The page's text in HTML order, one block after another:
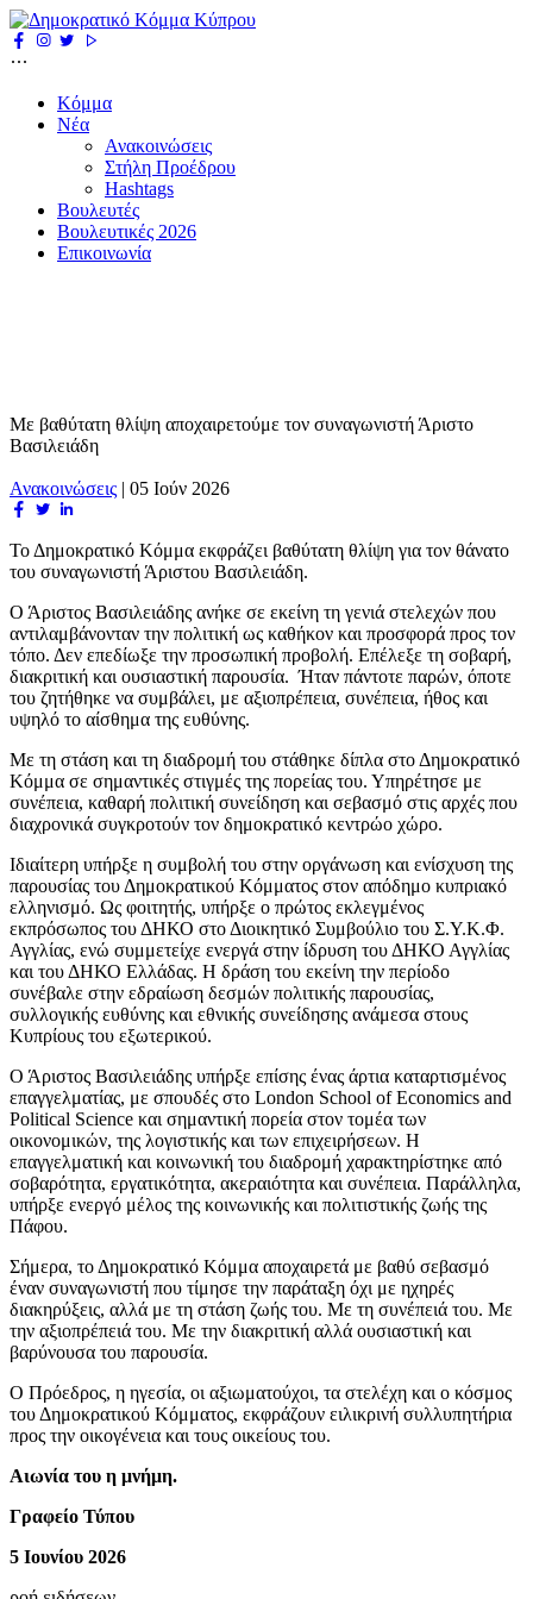
Κόμμα
Νέα
Ανακοινώσεις
Στήλη Προέδρου
Hashtags
Βουλευτές
Βουλευτικές 2026
Επικοινωνία
Με βαθύτατη θλίψη αποχαιρετούμε τον συναγωνιστή Άριστο
Βασιλειάδη
Ανακοινώσεις | 05 Ιούν 2026
Το Δημοκρατικό Κόμμα εκφράζει βαθύτατη θλίψη για τον θάνατο
του συναγωνιστή Άριστου Βασιλειάδη.
Ο Άριστος Βασιλειάδης ανήκε σε εκείνη τη γενιά στελεχών που
αντιλαμβάνονταν την πολιτική ως καθήκον και προσφορά προς τον
τόπο. Δεν επεδίωξε την προσωπική προβολή. Επέλεξε τη σοβαρή,
διακριτική και ουσιαστική παρουσία. Ήταν πάντοτε παρών, όποτε
του ζητήθηκε να συμβάλει, με αξιοπρέπεια, συνέπεια, ήθος και
υψηλό το αίσθημα της ευθύνης.
Με τη στάση και τη διαδρομή του στάθηκε δίπλα στο Δημοκρατικό
Κόμμα σε σημαντικές στιγμές της πορείας του. Υπηρέτησε με
συνέπεια, καθαρή πολιτική συνείδηση και σεβασμό στις αρχές που
διαχρονικά συγκροτούν τον δημοκρατικό κεντρώο χώρο.
Ιδιαίτερη υπήρξε η συμβολή του στην οργάνωση και ενίσχυση της
παρουσίας του Δημοκρατικού Κόμματος στον απόδημο κυπριακό
ελληνισμό. Ως φοιτητής, υπήρξε ο πρώτος εκλεγμένος
εκπρόσωπος του ΔΗΚΟ στο Διοικητικό Συμβούλιο του Σ.Υ.Κ.Φ.
Αγγλίας, ενώ συμμετείχε ενεργά στην ίδρυση του ΔΗΚΟ Αγγλίας
και του ΔΗΚΟ Ελλάδας. Η δράση του εκείνη την περίοδο
συνέβαλε στην εδραίωση δεσμών πολιτικής παρουσίας,
συλλογικής ευθύνης και εθνικής συνείδησης ανάμεσα στους
Κυπρίους του εξωτερικού.
Ο Άριστος Βασιλειάδης υπήρξε επίσης ένας άρτια καταρτισμένος
επαγγελματίας, με σπουδές στο London School of Economics and
Political Science και σημαντική πορεία στον τομέα των
οικονομικών, της λογιστικής και των επιχειρήσεων. Η
επαγγελματική και κοινωνική του διαδρομή χαρακτηρίστηκε από
σοβαρότητα, εργατικότητα, ακεραιότητα και συνέπεια. Παράλληλα,
υπήρξε ενεργό μέλος της κοινωνικής και πολιτιστικής ζωής της
Πάφου.
Σήμερα, το Δημοκρατικό Κόμμα αποχαιρετά με βαθύ σεβασμό
έναν συναγωνιστή που τίμησε την παράταξη όχι με ηχηρές
διακηρύξεις, αλλά με τη στάση ζωής του. Με τη συνέπειά του. Με
την αξιοπρέπειά του. Με την διακριτική αλλά ουσιαστική και
βαρύνουσα του παρουσία.
Ο Πρόεδρος, η ηγεσία, οι αξιωματούχοι, τα στελέχη και ο κόσμος
του Δημοκρατικού Κόμματος, εκφράζουν ειλικρινή συλλυπητήρια
προς την οικογένεια και τους οικείους του.
Αιωνία του η μνήμη.
Γραφείο Τύπου
5 Ιουνίου 2026